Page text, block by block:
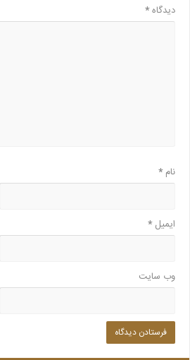
دیدگاه*
نام*
ایمیل*
وب‌ سایت